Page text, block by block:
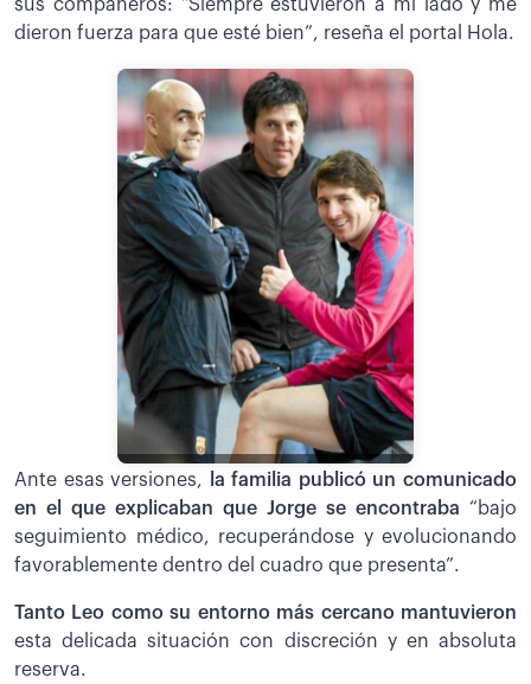
sus compañeros: “Siempre estuvieron a mi lado y me
dieron fuerza para que esté bien”, reseña el portal Hola.
Ante esas versiones, la familia publicó un comunicado
en el que explicaban que Jorge se encontraba “bajo
seguimiento médico, recuperándose y evolucionando
favorablemente dentro del cuadro que presenta”.
Tanto Leo como su entorno más cercano mantuvieron
esta delicada situación con discreción y en absoluta
reserva.